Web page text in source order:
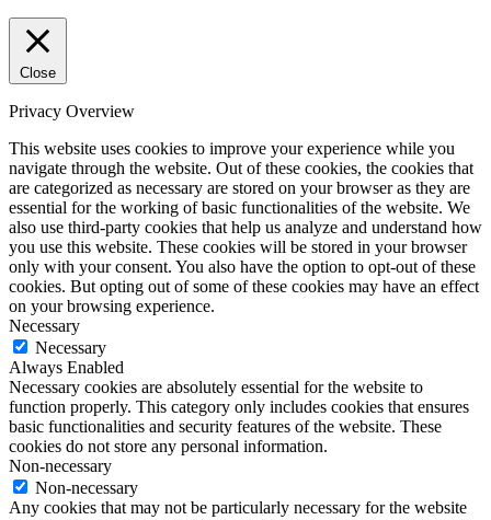
Close
Privacy Overview
This website uses cookies to improve your experience while you
navigate through the website. Out of these cookies, the cookies that
are categorized as necessary are stored on your browser as they are
essential for the working of basic functionalities of the website. We
also use third-party cookies that help us analyze and understand how
you use this website. These cookies will be stored in your browser
only with your consent. You also have the option to opt-out of these
cookies. But opting out of some of these cookies may have an effect
on your browsing experience.
Necessary
Necessary
Always Enabled
Necessary cookies are absolutely essential for the website to
function properly. This category only includes cookies that ensures
basic functionalities and security features of the website. These
cookies do not store any personal information.
Non-necessary
Non-necessary
Any cookies that may not be particularly necessary for the website